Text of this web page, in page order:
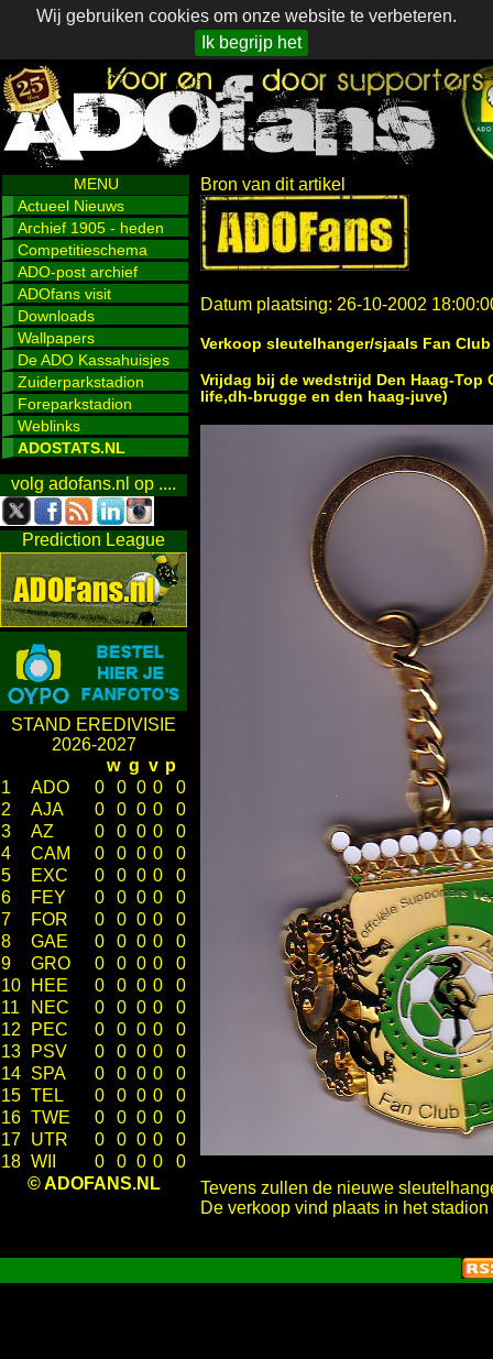
Wij gebruiken cookies om onze website te verbeteren.
Ik begrijp het
MENU
Actueel Nieuws
Archief 1905 - heden
Competitieschema
ADO-post archief
ADOfans visit
Downloads
Wallpapers
De ADO Kassahuisjes
Zuiderparkstadion
Foreparkstadion
Weblinks
ADOSTATS.NL
volg adofans.nl op ....
Prediction League
STAND EREDIVISIE
2026-2027
w g v p
1
ADO 0 0 0 0
0
2
AJA 0 0 0 0
0
3
AZ 0 0 0 0
0
4
CAM 0 0 0 0
0
5
EXC 0 0 0 0
0
6
FEY 0 0 0 0
0
7
FOR 0 0 0 0
0
8
GAE 0 0 0 0
0
9
GRO 0 0 0 0
0
10
HEE 0 0 0 0
0
11
NEC 0 0 0 0
0
12
PEC 0 0 0 0
0
13
PSV 0 0 0 0
0
14 SPA 0 0 0 0
0
15 TEL 0 0 0 0
0
16 TWE 0 0 0 0
0
17 UTR 0 0 0 0
0
18 WII 0 0 0 0
0
© ADOFANS.NL
Bron van dit artikel
Datum plaatsing: 26-10-2002
Verkoop sleutelhanger/sjaals Fan Club
Vrijdag bij de wedstrijd Den Haag-
life,dh-brugge en den haag-juve)
Tevens zullen de nieuwe
De verkoop vind plaats in het